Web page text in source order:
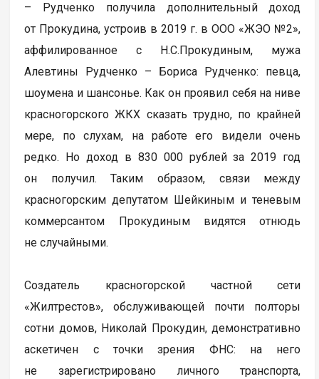
– Рудченко получила дополнительный доход
от Прокудина, устроив в 2019 г. в ООО «ЖЭО №2»,
аффилированное с Н.С.Прокудиным, мужа
Алевтины Рудченко – Бориса Рудченко: певца,
шоумена и шансонье. Как он проявил себя на ниве
красногорского ЖКХ сказать трудно, по крайней
мере, по слухам, на работе его видели очень
редко. Но доход в 830 000 рублей за 2019 год
он получил. Таким образом, связи между
красногорским депутатом Шейкиным и теневым
коммерсантом Прокудиным видятся отнюдь
не случайными.
Создатель красногорской частной сети
«Жилтрестов», обслуживающей почти полторы
сотни домов, Николай Прокудин, демонстративно
аскетичен с точки зрения ФНС: на него
не зарегистрировано личного транспорта,